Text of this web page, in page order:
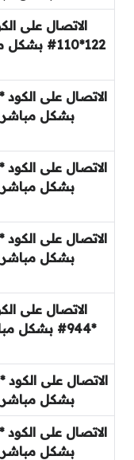
الاتصال على
122*110# بشكل مباشر
بشكل مباشر
بشكل مباشر
بشكل مباشر
الاتصال على
*944# بشكل مباشر
بشكل مباشر
بشكل مباشر